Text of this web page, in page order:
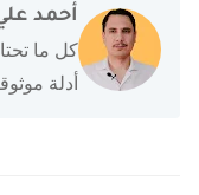
أحمد
كل ما
أدلة